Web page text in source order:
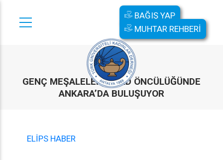
BAĞIŞ YAP
MUHTAR REHBERİ
GENÇ MEŞALELER, TÜKD ÖNCÜLÜĞÜNDE
ANKARA’DA BULUŞUYOR
ELİPS HABER